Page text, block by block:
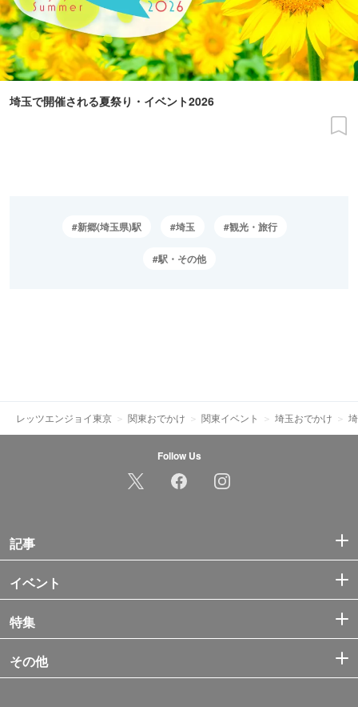
埼玉で開催される夏祭り・イベント2026
新郷(埼玉県)駅 埼玉 観光・旅行
駅・その他
レッツエンジョイ東京 関東おでかけ 関東イベント 埼玉おでかけ
Follow Us
記事
イベント
特集
その他